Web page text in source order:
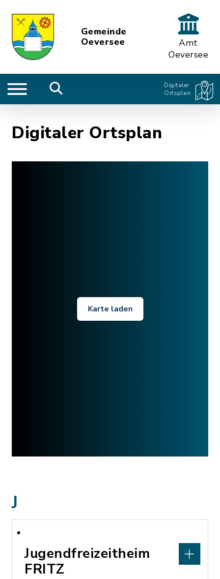
Gemeinde
Oeversee
Amt
Oeversee
Digitaler
Ortsplan
Digitaler Ortsplan
Karte laden
J
Jugendfreizeitheim
FRITZ